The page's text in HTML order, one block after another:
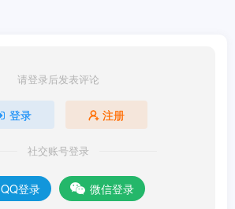
请登录后发表评论
登录 注册
社交账号登录
QQ登录 微信登录